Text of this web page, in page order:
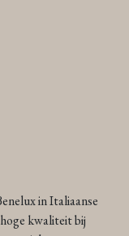
in Italiaanse
kwaliteit bij